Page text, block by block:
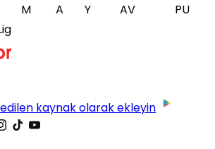
M A Y AV
PU
kaynak olarak ekleyin